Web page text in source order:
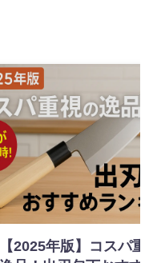
【2025年版】コスパ重